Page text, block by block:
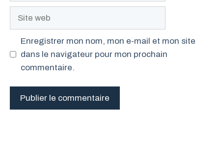
Enregistrer mon nom, mon e-mail et mon site
dans le navigateur pour mon prochain
commentaire.